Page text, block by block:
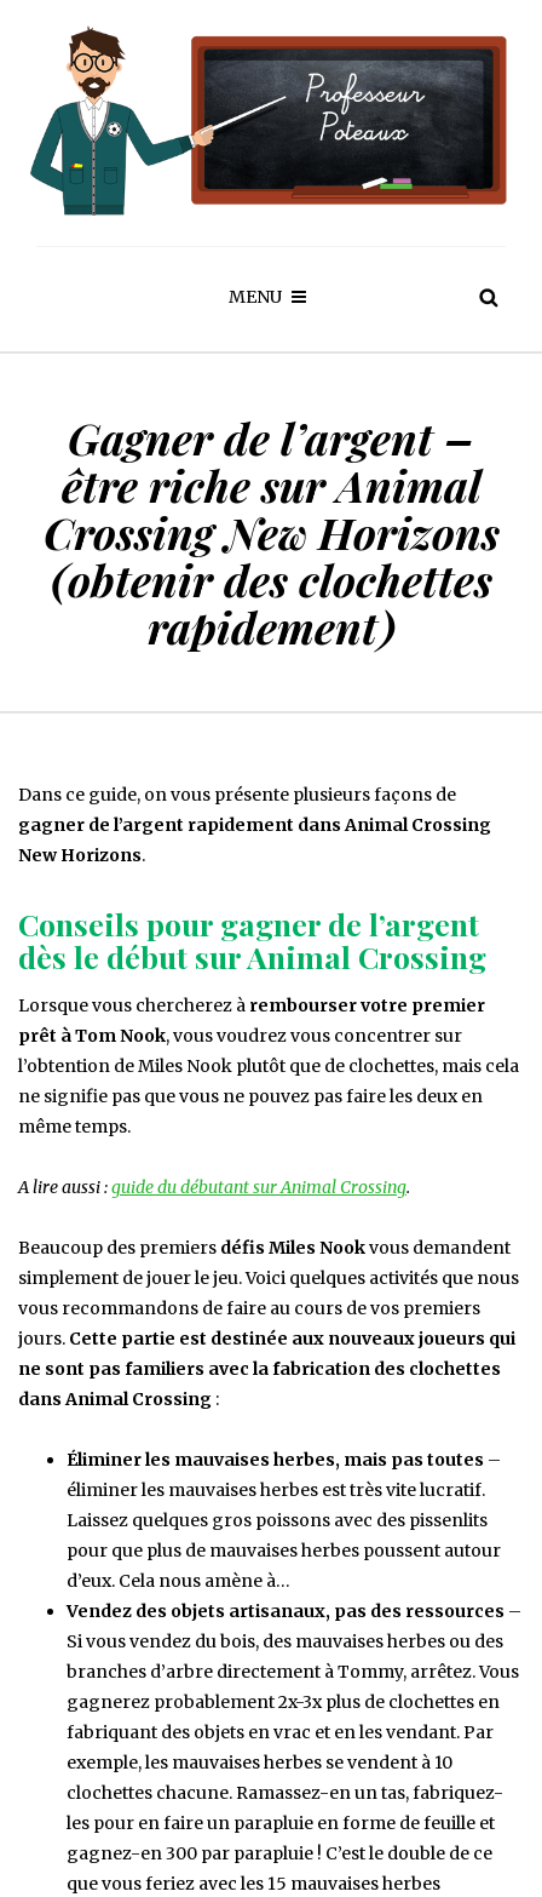
MENU
Gagner de l’argent –
être riche sur Animal
Crossing New Horizons
(obtenir des clochettes
rapidement)
Dans ce guide, on vous présente plusieurs façons de
gagner de l’argent rapidement dans Animal Crossing
New Horizons.
Conseils pour gagner de l’argent
dès le début sur Animal Crossing
Lorsque vous chercherez à rembourser votre premier
prêt à Tom Nook, vous voudrez vous concentrer sur
l’obtention de Miles Nook plutôt que de clochettes, mais cela
ne signifie pas que vous ne pouvez pas faire les deux en
même temps.
A lire aussi :guide du débutant sur Animal Crossing.
Beaucoup des premiers défis Miles Nookvous demandent
simplement de jouer le jeu. Voici quelques activités que nous
vous recommandons de faire au cours de vos premiers
jours. Cette partie est destinée aux nouveaux joueurs qui
ne sont pas familiers avec la fabrication des clochettes
dans Animal Crossing :
Éliminer les mauvaises herbes, mais pas toutes –
éliminer les mauvaises herbes est très vite lucratif.
Laissez quelques gros poissons avec des pissenlits
pour que plus de mauvaises herbes poussent autour
d’eux. Cela nous amène à…
Vendez des objets artisanaux, pas des ressources –
Si vous vendez du bois, des mauvaises herbes ou des
branches d’arbre directement à Tommy, arrêtez. Vous
gagnerez probablement 2x-3x plus de clochettes en
fabriquant des objets en vrac et en les vendant. Par
exemple, les mauvaises herbes se vendent à 10
clochettes chacune. Ramassez-en un tas, fabriquez-
les pour en faire un parapluie en forme de feuille et
gagnez-en 300 par parapluie ! C’est le double de ce
que vous feriez avec les 15 mauvaises herbes